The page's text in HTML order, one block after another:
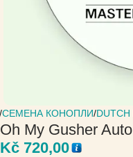
СЕМЕНА КОНОПЛИ DUTCH
Oh My Gusher
Kč 720,00